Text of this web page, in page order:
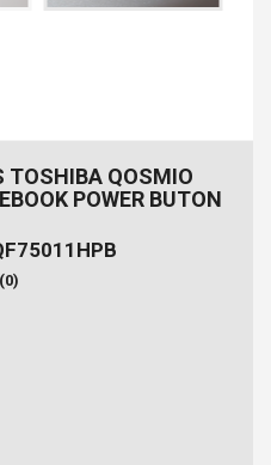
TOSHIBA QOSMIO
POWER BUTON
(0)